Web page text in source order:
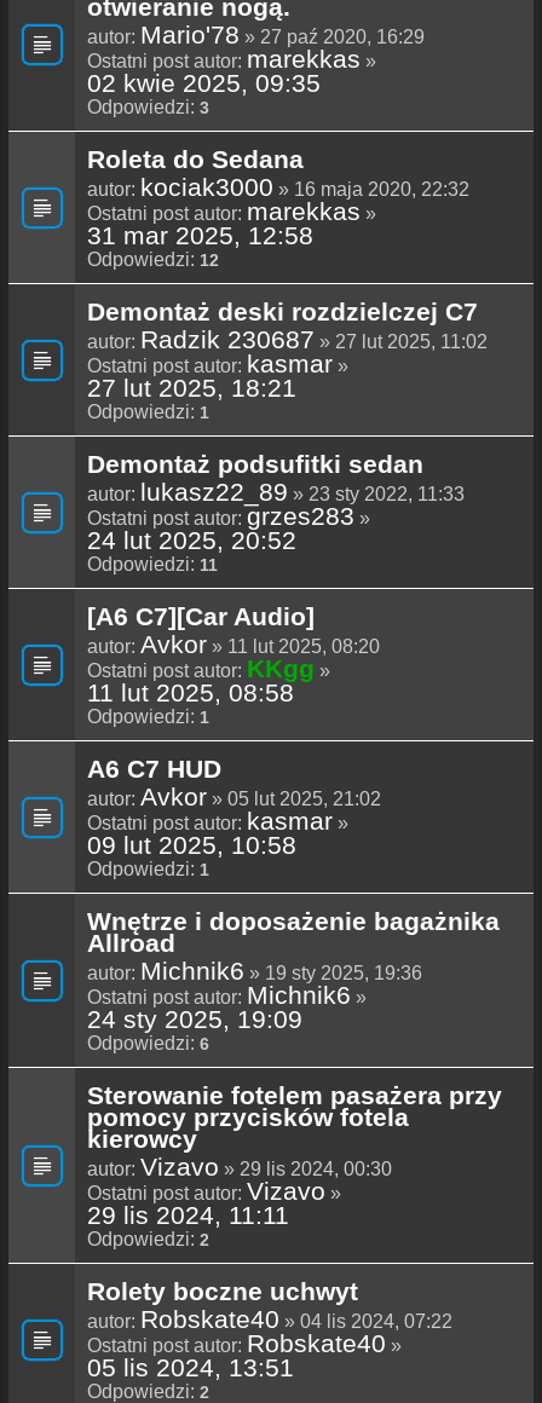
otwieranie nogą.
autor: Mario'78 » 27 paź 2020, 16:29
Ostatni post autor: marekkas »
02 kwie 2025, 09:35
Odpowiedzi: 3
Roleta do Sedana
autor: kociak3000 » 16 maja 2020, 22:32
Ostatni post autor: marekkas »
31 mar 2025, 12:58
Odpowiedzi: 12
Demontaż deski rozdzielczej C7
autor: Radzik 230687 » 27 lut 2025, 11:02
Ostatni post autor: kasmar »
27 lut 2025, 18:21
Odpowiedzi: 1
Demontaż podsufitki sedan
autor: lukasz22_89 » 23 sty 2022, 11:33
Ostatni post autor: grzes283 »
24 lut 2025, 20:52
Odpowiedzi: 11
[A6 C7][Car Audio]
autor: Avkor » 11 lut 2025, 08:20
Ostatni post autor: KKgg »
11 lut 2025, 08:58
Odpowiedzi: 1
A6 C7 HUD
autor: Avkor » 05 lut 2025, 21:02
Ostatni post autor: kasmar »
09 lut 2025, 10:58
Odpowiedzi: 1
Wnętrze i doposażenie bagażnika
Allroad
autor: Michnik6 » 19 sty 2025, 19:36
Ostatni post autor: Michnik6 »
24 sty 2025, 19:09
Odpowiedzi: 6
Sterowanie fotelem pasażera przy
pomocy przycisków fotela
kierowcy
autor: Vizavo » 29 lis 2024, 00:30
Ostatni post autor: Vizavo »
29 lis 2024, 11:11
Odpowiedzi: 2
Rolety boczne uchwyt
autor: Robskate40 » 04 lis 2024, 07:22
Ostatni post autor: Robskate40 »
05 lis 2024, 13:51
Odpowiedzi: 2